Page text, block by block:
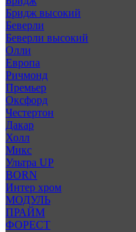
Бридж высокий
Беверли
Беверли высокий
Олли
Европа
Ричмонд
Премьер
Оксфорд
Честертон
Дакар
Холл
Микс
Ультра UP
BORN
Интер хром
МОДУЛЬ
ПРАЙМ
ФОРЕСТ